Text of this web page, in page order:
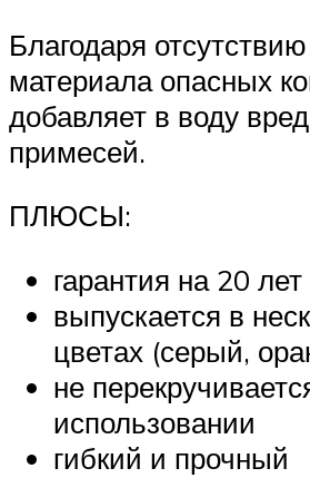
Благодаря
материала опасных
добавляет в воду
примесей.
ПЛЮСЫ:
гарантия на 20 лет
выпускается в
цветах (серый,
не
использовании
гибкий и прочный